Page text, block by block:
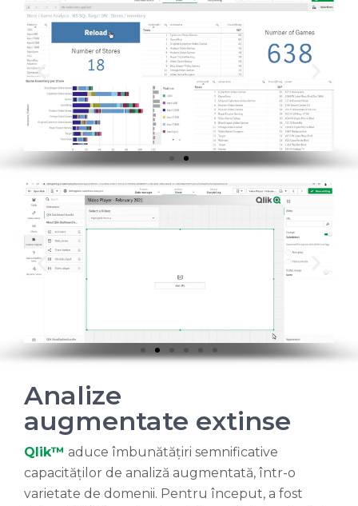
Analize
augmentate extinse
Qlik™ aduce îmbunătățiri semnificative
capacităților de analiză augmentată, într-o
varietate de domenii. Pentru început, a fost